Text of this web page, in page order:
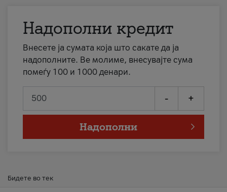
Надополни кредит
Внесете ја сумата која што сакате да ја
надополните. Ве молиме, внесувајте сума
помеѓу 100 и 1000 денари.
- +
Надополни
Бидете во тек